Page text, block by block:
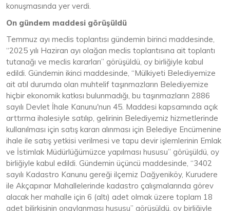
konuşmasında yer verdi.
On gündem maddesi görüşüldü
Temmuz ayı meclis toplantısı gündemin birinci maddesinde,
“2025 yılı Haziran ayı olağan meclis toplantısına ait toplantı
tutanağı ve meclis kararları” görüşüldü, oy birliğiyle kabul
edildi. Gündemin ikinci maddesinde, “Mülkiyeti Belediyemize
ait atıl durumda olan muhtelif taşınmazların Belediyemize
hiçbir ekonomik katkısı bulunmadığı, bu taşınmazların 2886
sayılı Devlet İhale Kanunu'nun 45. Maddesi kapsamında açık
arttırma ihalesiyle satılıp, gelirinin Belediyemiz hizmetlerinde
kullanılması için satış kararı alınması için Belediye Encümenine
ihale ile satış yetkisi verilmesi ve tapu devir işlemlerinin Emlak
ve İstimlak Müdürlüğümüzce yapılması hususu” görüşüldü, oy
birliğiyle kabul edildi. Gündemin üçüncü maddesinde, “3402
sayılı Kadastro Kanunu gereği ilçemiz Dağyeniköy, Kurudere
ile Akçapınar Mahallelerinde kadastro çalışmalarında görev
alacak her mahalle için 6 (altı) adet olmak üzere toplam 18
adet bilirkişinin onaylanması hususu” görüşüldü, oy birliğiyle